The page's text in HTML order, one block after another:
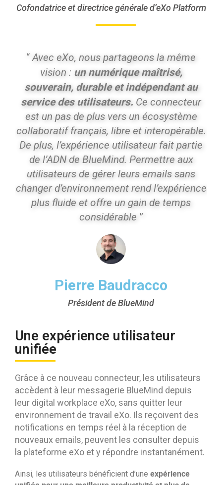
Cofondatrice et directrice générale d’eXo Platform
“Avec eXo, nous partageons la même
vision : un numérique maîtrisé,
souverain, durable et indépendant au
service des utilisateurs. Ce connecteur
est un pas de plus vers un écosystème
collaboratif français, libre et interopérable.
De plus, l’expérience utilisateur fait partie
de l’ADN de BlueMind. Permettre aux
utilisateurs de gérer leurs emails sans
changer d’environnement rend l’expérience
plus fluide et offre un gain de temps
considérable ”
Pierre Baudracco
Président de BlueMind
Une expérience utilisateur
unifiée
Grâce à ce nouveau connecteur, les utilisateurs
accèdent à leur messagerie BlueMind depuis
leur digital workplace eXo, sans quitter leur
environnement de travail eXo. Ils reçoivent des
notifications en temps réel à la réception de
nouveaux emails, peuvent les consulter depuis
la plateforme eXo et y répondre instantanément.
Ainsi, les utilisateurs bénéficient d’une expérience